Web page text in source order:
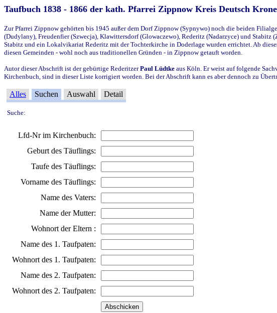
Taufbuch 1838 - 1866 der kath. Pfarrei Zippnow Kreis Deutsch Krone
Zur Pfarrei Zippnow gehörten bis 1945 außer dem Dorf Zippnow (Sypnywo) noch die beiden
(Dudylany), Freudenfier (Szwecja), Klawittersdorf (Glowaczewo), Rederitz (Nadarzyce) und
Stabitz und ein Lokalvikariat Rederitz mit der Tochterkirche in Doderlage wurden errichtet. Ab
diesen Gemeinden - wohl noch aus traditionellen Gründen - in Zippnow getauft worden.
Autor dieser Abschrift ist der gebürtige RederitzerPaul Lüdtke aus Köln. Er weist auf folgende
Kirchenbuch, sind in dieser Liste korrigiert worden. Bei der Abschrift kann es aber dennoch zu
Alles Suchen Auswahl Detail
Suche:
Lfd-Nr im Kirchenbuch:
Geburt des Täuflings:
Taufe des Täuflings:
Vorname des Täuflings:
Name des Vaters:
Name der Mutter:
Wohnort der Eltern :
Name des 1. Taufpaten:
Wohnort des 1. Taufpaten:
Name des 2. Taufpaten:
Wohnort des 2. Taufpaten: